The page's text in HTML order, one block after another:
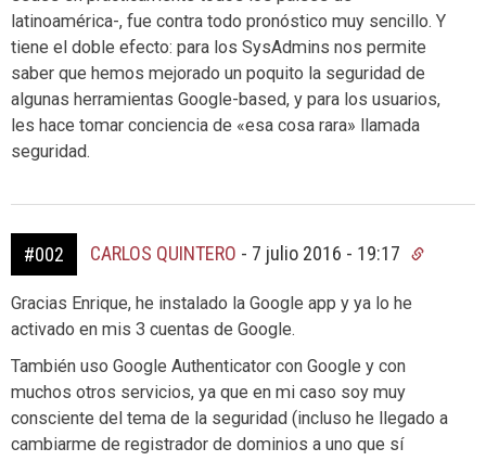
latinoamérica-, fue contra todo pronóstico muy sencillo. Y
tiene el doble efecto: para los SysAdmins nos permite
saber que hemos mejorado un poquito la seguridad de
algunas herramientas Google-based, y para los usuarios,
les hace tomar conciencia de «esa cosa rara» llamada
seguridad.
#002 CARLOS QUINTERO - 7 julio 2016 - 19:17
Gracias Enrique, he instalado la Google app y ya lo he
activado en mis 3 cuentas de Google.
También uso Google Authenticator con Google y con
muchos otros servicios, ya que en mi caso soy muy
consciente del tema de la seguridad (incluso he llegado a
cambiarme de registrador de dominios a uno que sí